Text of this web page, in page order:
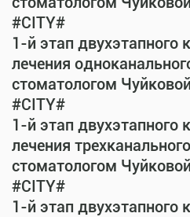
#CITY#
1-й этап двухэтапного
лечения
стоматологом
#CITY#
1-й этап двухэтапного
лечения
стоматологом
#CITY#
1-й этап двухэтапного